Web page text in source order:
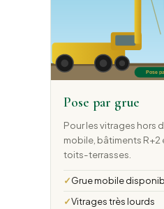
Pose par grue
Pour les vitrages hors
mobile, bâtiments R+2
toits-terrasses.
Grue mobile
Vitrages très lourds